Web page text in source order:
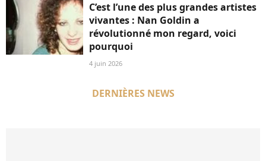
C’est l’une des plus grandes artistes
vivantes : Nan Goldin a
révolutionné mon regard, voici
pourquoi
4 juin 2026
DERNIÈRES NEWS